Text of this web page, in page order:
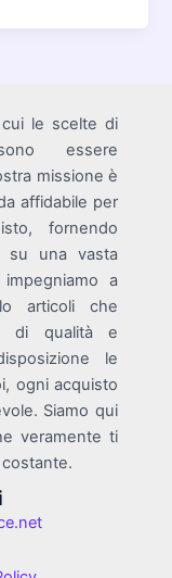
le scelte di
essere
missione è
affidabile per
fornendo
su una vasta
a
articoli che
di qualità e
le
ogni acquisto
Siamo qui
veramente ti